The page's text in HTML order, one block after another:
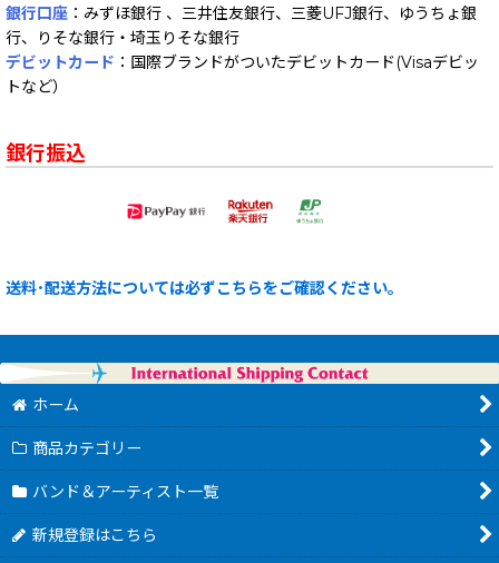
銀行口座 ：みずほ銀行 、三井住友銀行、三菱UFJ銀行、ゆうちょ銀
行、りそな銀行・埼玉りそな銀行
デビットカード ：国際ブランドがついたデビットカード(Visaデビッ
トなど）
銀行振込
送料･配送方法については必ずこちらをご確認ください。
ホーム
商品カテゴリー
バンド＆アーティスト一覧
新規登録はこちら